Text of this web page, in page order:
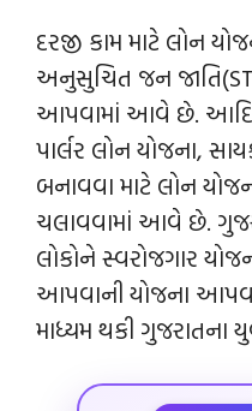
દરજી કામ માટે લોન
અનુસુચિત જન
આપવામાં આવે છે.
પાર્લર લોન યોજના,
બનાવવા માટે લોન
ચલાવવામાં આવે છે.
લોકોને સ્વરોજગાર
આપવાની યોજના
માધ્યમ થકી ગુજરાતના